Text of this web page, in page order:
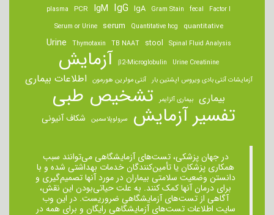
Factor I
fecal
Gram Stain
IgA
IgG
IgM
PCR
plasma
quantitative
Quantitative hcg
serum
Serum or Urine
Spinal Fluid Analysis
stool
TB NAAT
Thymotaxin
Urine
Urine Creatinine
β2-Microglobulin آزمایش
آزمایشات آنتی بادی ویروس اپشتین بار آنتی مولرین هورمون اطلاعات بیماری
بیماری بیماری آلزایمر تشخیص طبی
تفسیر آزمایش سرولوپلاسمین شکاف آنیونی
در جهان پزشکی، تست‌های آزمایشگاهی می‌توانند سبب
همکاری پزشکان یا تأمین‌کنندگان خدمات بهداشتی شده و با
دانستن وضعیت سلامتی بیماران در مورد آنها تصمیم‌گیری و
برای درمان ‌آنها کمک کنند. به علت حیاتی‌بودن این نقش،
آگاهی از تست‌های آزمایشگاهی ضروریست. در این وب
سایت اطلاعات تست‌های آزمایشگاهی رایگان و برای همه در